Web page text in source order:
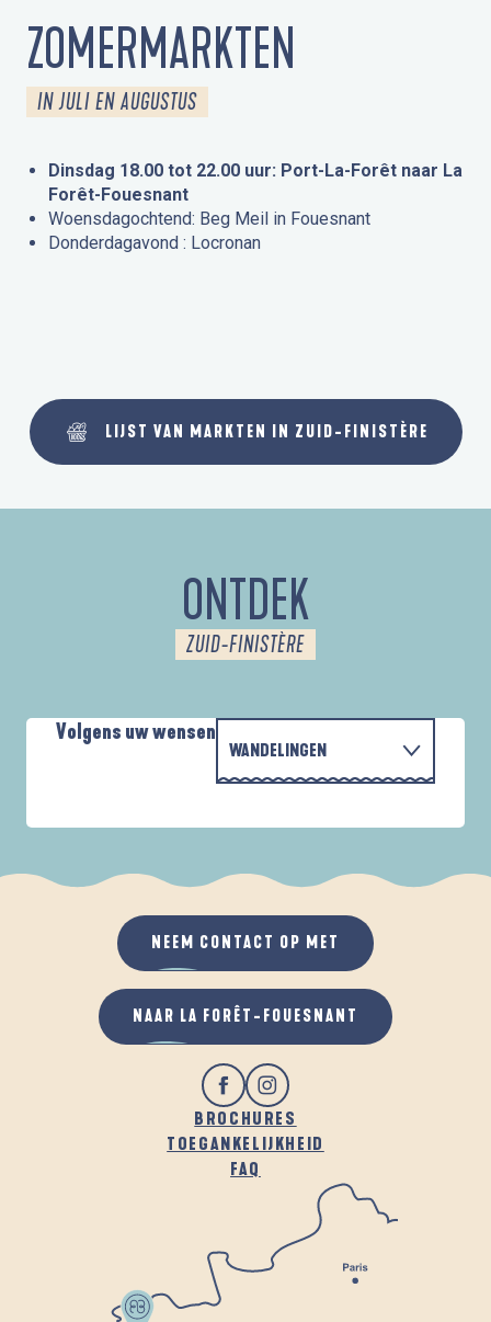
ZOMERMARKTEN
IN JULI EN AUGUSTUS
Dinsdag 18.00 tot 22.00 uur: Port-La-Forêt naar La
Forêt-Fouesnant
Woensdagochtend: Beg Meil in Fouesnant
Donderdagavond : Locronan
LIJST VAN MARKTEN IN ZUID-FINISTÈRE
ONTDEK
ZUID-FINISTÈRE
Volgens uw wensen
WANDELINGEN
ALS HET REGENT
IN DE FRISSE LUCHT
BROCHURES
TOEGANKELIJKHEID
FAQ
NEEM CONTACT OP MET
NAAR LA FORÊT-FOUESNANT